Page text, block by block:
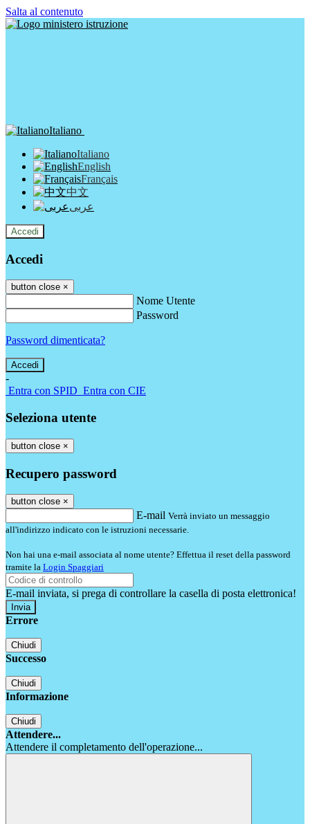
Salta al contenuto
Italiano
Italiano
English
Français
中文
عربى
Accedi
Accedi
button close ×
Nome Utente
Password
Password dimenticata?
-
Entra con SPID Entra con CIE
Seleziona utente
button close ×
Recupero password
button close ×
E-mail Verrà inviato un messaggio
all'indirizzo indicato con le istruzioni necessarie.
Non hai una e-mail associata al nome utente? Effettua il reset della password
tramite la Login Spaggiari
E-mail inviata, si prega di controllare la casella di posta elettronica!
Errore
Chiudi
Successo
Chiudi
Informazione
Chiudi
Attendere...
Attendere il completamento dell'operazione...